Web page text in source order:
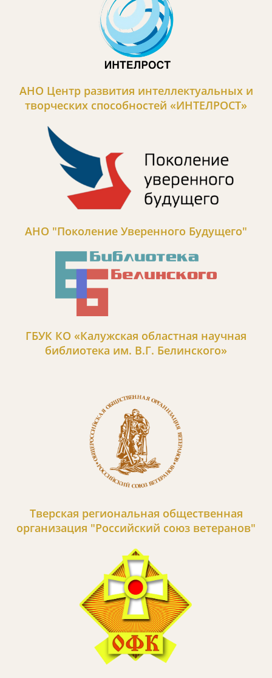
АНО Центр развития интеллектуальных и
творческих способностей «ИНТЕЛРОСТ»
АНО "Поколение Уверенного Будущего"
ГБУК КО «Калужская областная научная
библиотека им. В.Г. Белинского»
Тверская региональная общественная
организация "Российский союз ветеранов"